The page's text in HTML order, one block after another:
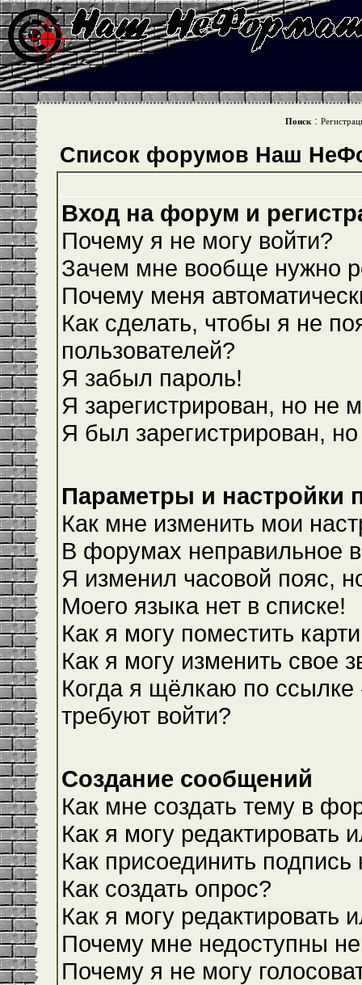
Поиск :
Список форумов Наш
Вход на форум и
Почему я не могу войти?
Зачем мне вообще нужно
Почему меня
Как сделать, чтобы я не
пользователей?
Я забыл пароль!
Я зарегистрирован, но не
Я был зарегистрирован,
Параметры и настройки
Как мне изменить мои
В форумах неправильное
Я изменил часовой пояс,
Моего языка нет в списке!
Как я могу поместить
Как я могу изменить свое
Когда я щёлкаю по ссылке
требуют войти?
Создание сообщений
Как мне создать тему в
Как я могу редактировать
Как присоединить
Как создать опрос?
Как я могу редактировать
Почему мне недоступны
Почему я не могу